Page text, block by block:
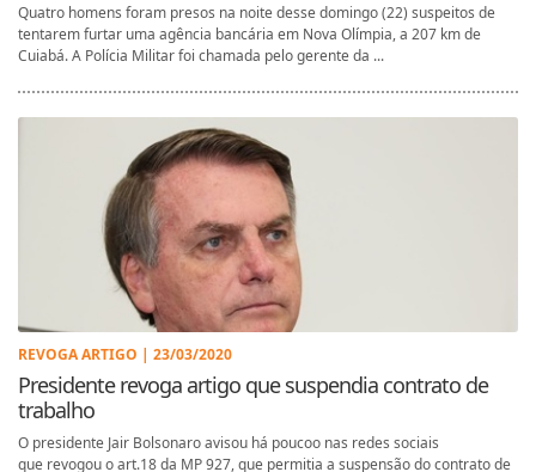
Quatro homens foram presos na noite desse domingo (22) suspeitos de
tentarem furtar uma agência bancária em Nova Olímpia, a 207 km de
Cuiabá. A Polícia Militar foi chamada pelo gerente da ...
REVOGA ARTIGO | 23/03/2020
Presidente revoga artigo que suspendia contrato de
trabalho
O presidente Jair Bolsonaro avisou há poucoo nas redes sociais
que revogou o art.18 da MP 927, que permitia a suspensão do contrato de